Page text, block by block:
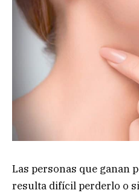
Las personas que ganan
resulta difícil perderlo o